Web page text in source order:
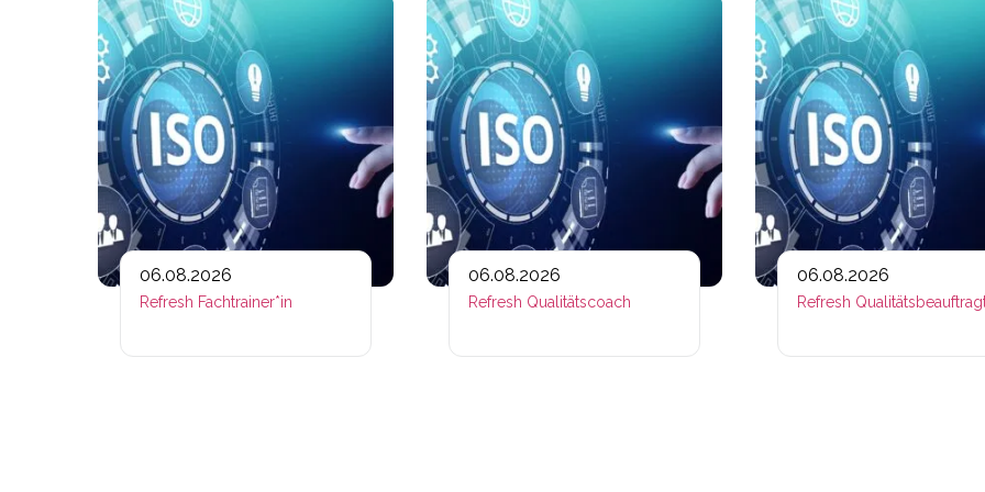
06.08.2026
Refresh Fachtrainer*in
06.08.2026
Refresh Qualitätscoach
06.08.2026
Refresh